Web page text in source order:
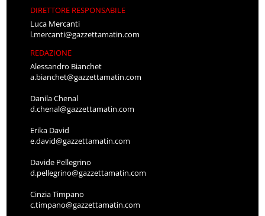
DIRETTORE RESPONSABILE
Luca Mercanti
l.mercanti@gazzettamatin.com
REDAZIONE
Alessandro Bianchet
a.bianchet@gazzettamatin.com
Danila Chenal
d.chenal@gazzettamatin.com
Erika David
e.david@gazzettamatin.com
Davide Pellegrino
d.pellegrino@gazzettamatin.com
Cinzia Timpano
c.timpano@gazzettamatin.com